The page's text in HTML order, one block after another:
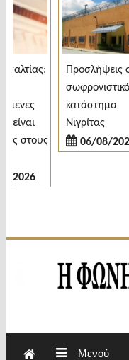
στους
2026
Προσλήψεις
σωφρονιστικό
κατάστημα
Νιγρίτας
06/08/2026
Μενού